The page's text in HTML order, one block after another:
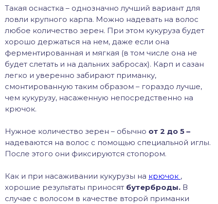
Такая оснастка – однозначно лучший вариант для
ловли крупного карпа. Можно надевать на волос
любое количество зерен. При этом кукуруза будет
хорошо держаться на нем, даже если она
ферментированная и мягкая (в том числе она не
будет слетать и на дальних забросах). Карп и сазан
легко и уверенно забирают приманку,
смонтированную таким образом – гораздо лучше,
чем кукурузу, насаженную непосредственно на
крючок.
Нужное количество зерен – обычно от 2 до 5 –
надеваются на волос с помощью специальной иглы.
После этого они фиксируются стопором.
Как и при насаживании кукурузы на крючок ,
хорошие результаты приносят бутерброды. В
случае с волосом в качестве второй приманки